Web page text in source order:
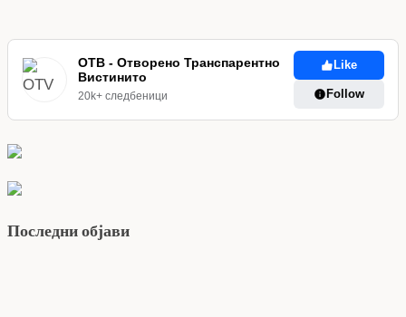
ОТВ - Отворено Транспарентно
Вистинито
20k+ следбеници
Like
Follow
Последни објави